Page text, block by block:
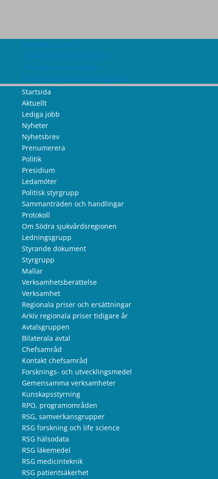
Om webbplatsen
Tillgänglighetsredogörelse
Information om cookies
Information om personuppgifter
Startsida
Aktuellt
Lediga jobb
Nyheter
Nyhetsbrev
Prenumerera
Politik
Presidium
Ledamöter
Politisk styrgrupp
Sammanträden och handlingar
Protokoll
Om Södra sjukvårdsregionen
Ledningsgrupp
Styrande dokument
Styrgrupp
Mallar
Verksamhetsberättelse
Verksamhet
Regionala priser och ersättningar
Arkiv regionala priser tidigare år
Avtalsgruppen
Bilaterala avtal
Chefsamråd
Kontakt chefsamråd
Forsknings- och utvecklingsmedel
Gemensamma verksamheter
Kunskapsstyrning
RPO, programområden
RSG, samverkansgrupper
RSG forskning och life science
RSG hälsodata
RSG läkemedel
RSG medicinteknik
RSG patientsäkerhet